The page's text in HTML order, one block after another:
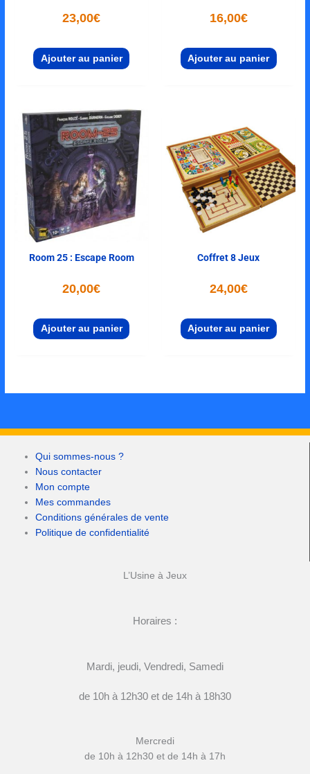
23,00€
Ajouter au panier
16,00€
Ajouter au panier
Room 25 : Escape Room
20,00€
Ajouter au panier
Coffret 8 Jeux
24,00€
Ajouter au panier
Qui sommes-nous ?
Nous contacter
Mon compte
Mes commandes
Conditions générales de vente
Politique de confidentialité
L’Usine à Jeux
Horaires :
Mardi, jeudi, Vendredi, Samedi
de 10h à 12h30 et de 14h à 18h30
Mercredi
de 10h à 12h30 et de 14h à 17h